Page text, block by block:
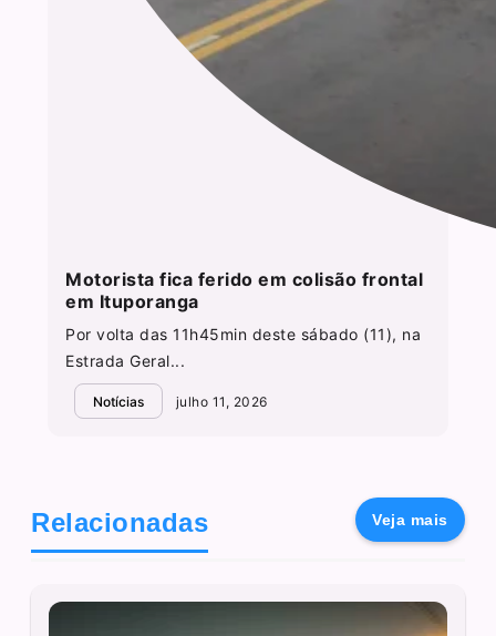
Motorista fica ferido em colisão frontal
em Ituporanga
Por volta das 11h45min deste sábado (11), na
Estrada Geral...
Notícias julho 11, 2026
Relacionadas Veja mais